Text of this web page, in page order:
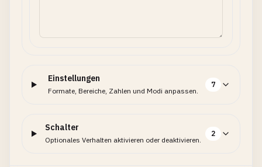
Einstellungen
Formate, Bereiche, Zahlen und Modi anpassen.
7
Schalter
Optionales Verhalten aktivieren oder deaktivieren.
2